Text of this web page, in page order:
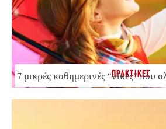
ΠΡΑΚΤΙΚΕΣ
7 μικρές καθημερινές “νίκες” που